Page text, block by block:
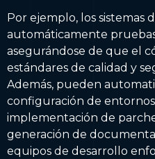
Por ejemplo, los sistemas
automáticamente
asegurándose de que el
estándares de calidad y
Además, pueden
configuración de
implementación de
generación de
equipos de desarrollo